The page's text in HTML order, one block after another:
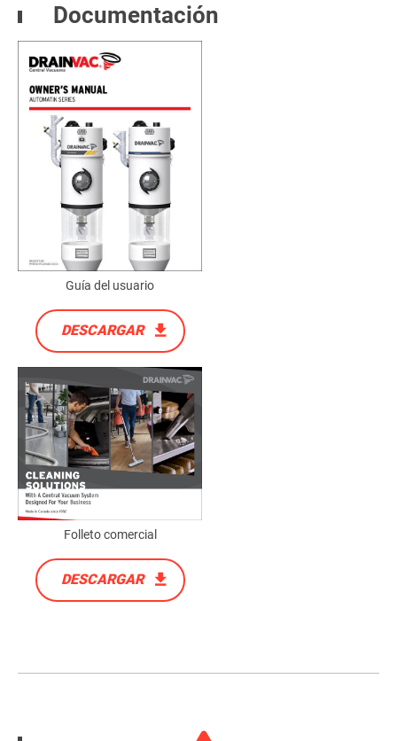
Documentación
Guía del usuario
DESCARGAR
Folleto comercial
DESCARGAR